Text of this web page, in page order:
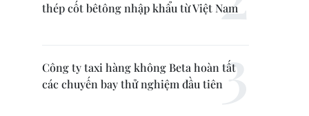
thép cốt bêtông nhập khẩu từ Việt Nam
Công ty taxi hàng không Beta hoàn tất
các chuyến bay thử nghiệm đầu tiên